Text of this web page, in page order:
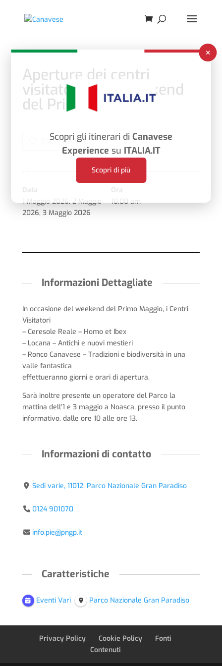
Aperture dei centri
visitatori per il weekend
del Primo Maggio
Bookmark
1 Maggio 2026,2 Maggio
2026, 3 Maggio 2026
10:00 am
Informazioni Dettagliate
In occasione del weekend del Primo Maggio, i Centri
Visitatori
– Ceresole Reale – Homo et Ibex
– Locana – Antichi e nuovi mestieri
– Ronco Canavese – Tradizioni e biodiversità in una
valle fantastica
effettueranno giorni e orari di apertura.
Sarà inoltre presente un operatore del Parco la
mattina dell’1 e 3 maggio a Noasca, presso il punto
informativo, dalle ore 10 alle ore 13.
Informazioni di contatto
Sedi varie, 11012, Parco Nazionale Gran Paradiso
0124 901070
info.pie@pngp.it
Caratteristiche
Eventi Vari Parco Nazionale Gran Paradiso
Privacy Policy Cookie Policy
Fonti
Contenuti
×
Scopri gli itinerari di Canavese
Experience su ITALIA.IT
Scopri di più